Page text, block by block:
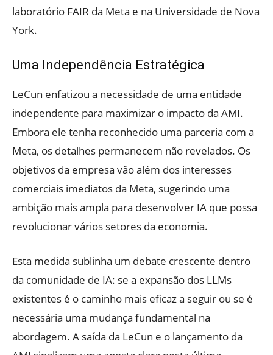
laboratório FAIR da Meta e na Universidade de Nova
York.
Uma Independência Estratégica
LeCun enfatizou a necessidade de uma entidade
independente para maximizar o impacto da AMI.
Embora ele tenha reconhecido uma parceria com a
Meta, os detalhes permanecem não revelados. Os
objetivos da empresa vão além dos interesses
comerciais imediatos da Meta, sugerindo uma
ambição mais ampla para desenvolver IA que possa
revolucionar vários setores da economia.
Esta medida sublinha um debate crescente dentro
da comunidade de IA: se a expansão dos LLMs
existentes é o caminho mais eficaz a seguir ou se é
necessária uma mudança fundamental na
abordagem. A saída da LeCun e o lançamento da